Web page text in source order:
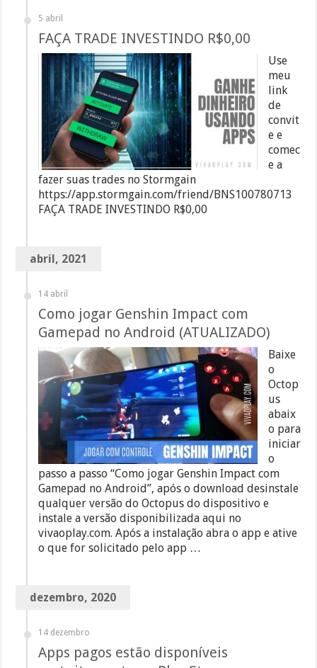
5 abril
FAÇA TRADE INVESTINDO R$0,00
Use
meu
link
de
convit
e e
comec
e a
fazer suas trades no Stormgain
https://app.stormgain.com/friend/BNS100780713
FAÇA TRADE INVESTINDO R$0,00
abril, 2021
14 abril
Como jogar Genshin Impact com
Gamepad no Android (ATUALIZADO)
Baixe
o
Octop
us
abaix
o para
iniciar
o
passo a passo “Como jogar Genshin Impact com
Gamepad no Android”, após o download desinstale
qualquer versão do Octopus do dispositivo e
instale a versão disponibilizada aqui no
vivaoplay.com. Após a instalação abra o app e ative
o que for solicitado pelo app …
dezembro, 2020
14 dezembro
Apps pagos estão disponíveis